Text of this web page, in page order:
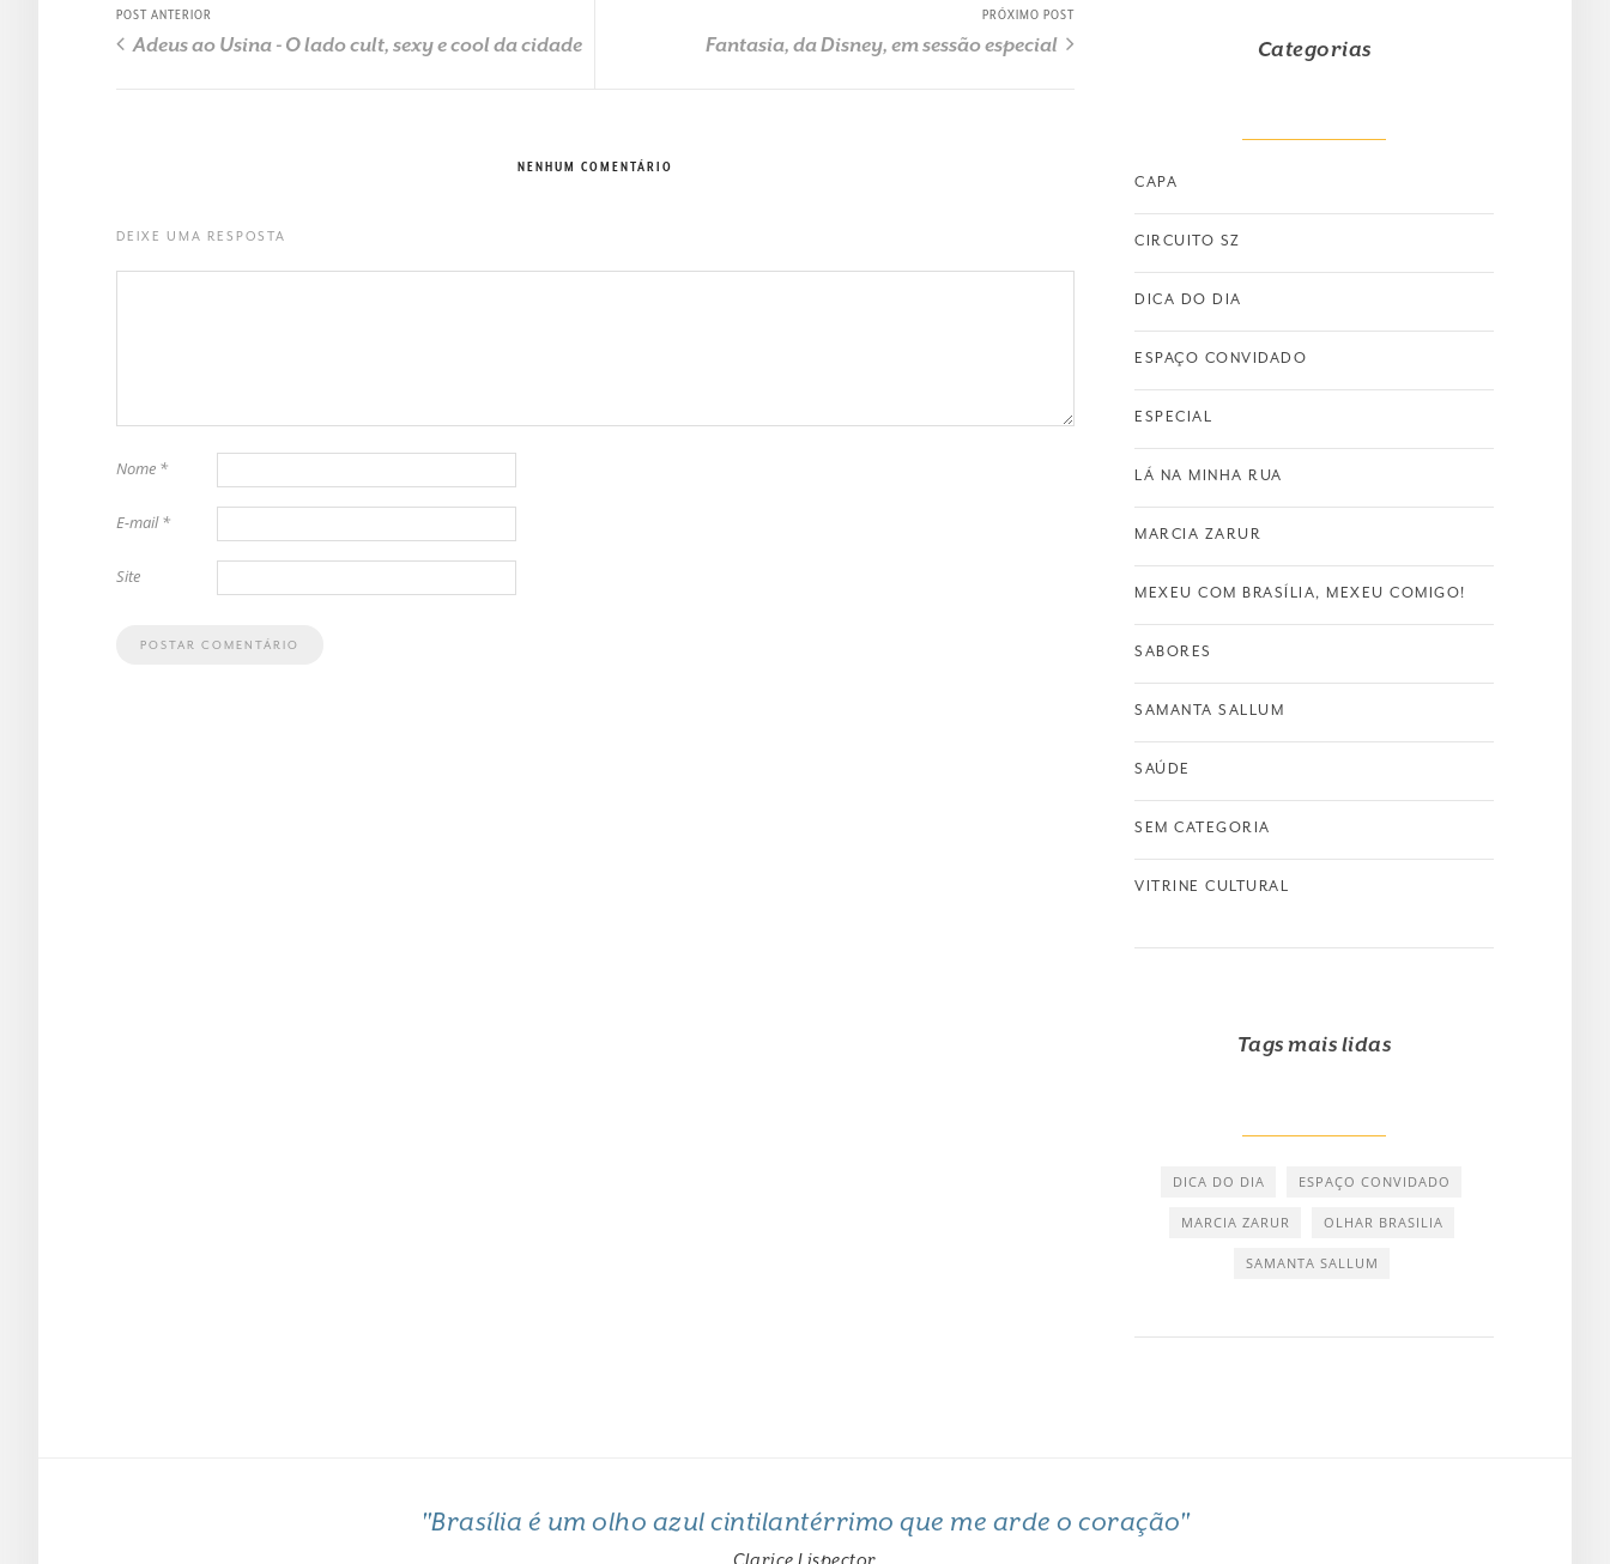
POST ANTERIOR
Adeus ao Usina - O lado cult, sexy e cool da cidade
PRÓXIMO POST
Fantasia, da Disney, em sessão especial
NENHUM COMENTÁRIO
DEIXE UMA RESPOSTA
Nome *
E-mail*
Site
Categorias
CAPA
CIRCUITO SZ
DICA DO DIA
ESPAÇO CONVIDADO
ESPECIAL
LÁ NA MINHA RUA
MARCIA ZARUR
MEXEU COM BRASÍLIA, MEXEU COMIGO!
SABORES
SAMANTA SALLUM
SAÚDE
SEM CATEGORIA
VITRINE CULTURAL
Tags mais lidas
DICA DO DIA ESPAÇO CONVIDADO
MARCIA ZARUR OLHAR BRASILIA
SAMANTA SALLUM
"Brasília é um olho azul cintilantérrimo que me arde o coração"
Clarice Lispector